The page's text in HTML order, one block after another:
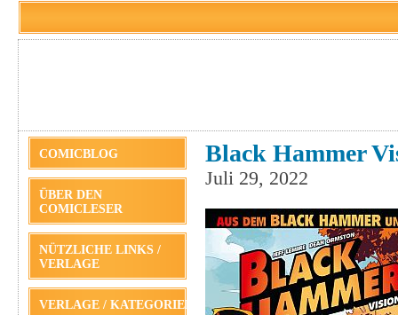
COMICBLOG
ÜBER DEN
COMICLESER
NÜTZLICHE LINKS /
VERLAGE
VERLAGE / KATEGORIEN
Black Hammer
Juli 29, 2022